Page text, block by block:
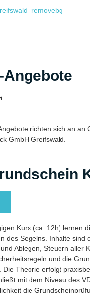
Angebote
richten sich an an
GmbH Greifswald.
Kurs (ca. 12h) lernen
des Segelns. Inhalte sind
Ablegen, Steuern aller
und die
Die Theorie erfolgt
mit dem Niveau des
die